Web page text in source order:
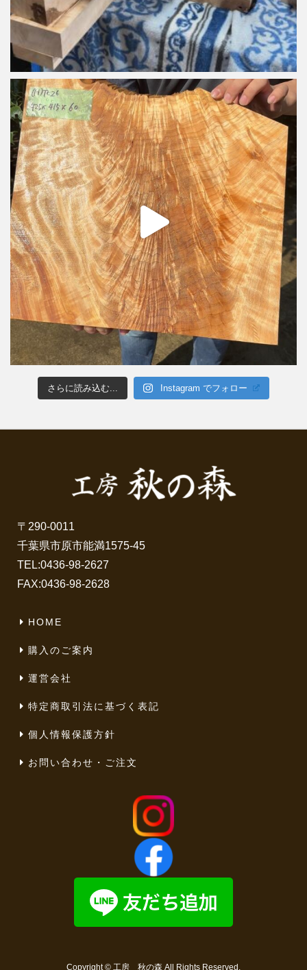
さらに読み込む... Instagram でフォロー
〒290-0011
千葉県市原市能満1575-45
TEL:0436-98-2627
FAX:0436-98-2628
HOME
購入のご案内
運営会社
特定商取引法に基づく表記
個人情報保護方針
お問い合わせ・ご注文
Copyright © 工房 秋の森 All Rights Reserved.